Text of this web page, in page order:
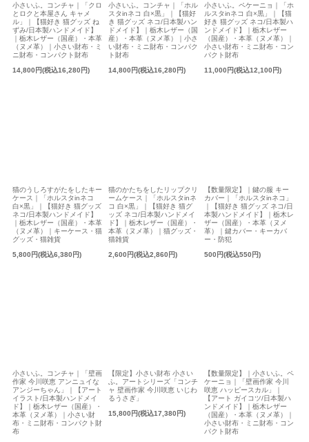
小さいふ。コンチャ｜「クロ
とロクと本屋さん キャメ
ル」｜【猫好き 猫グッズ ね
ずみ/日本製ハンドメイド】
｜栃木レザー（国産）・本革
（ヌメ革）｜小さい財布・ミ
ニ財布・コンパクト財布
14,800円(税込16,280円)
小さいふ。コンチャ｜「ホル
スタinネコ 白×黒」｜【猫好
き 猫グッズ ネコ/日本製ハン
ドメイド】｜栃木レザー（国
産）・本革（ヌメ革）｜小さ
い財布・ミニ財布・コンパク
ト財布
14,800円(税込16,280円)
小さいふ。ペケーニョ｜「ホ
ルスタinネコ 白×黒」｜【猫
好き 猫グッズ ネコ/日本製ハ
ンドメイド】｜栃木レザー
（国産）・本革（ヌメ革）｜
小さい財布・ミニ財布・コン
パクト財布
11,000円(税込12,100円)
猫のうしろすがたをしたキー
ケース｜「ホルスタinネコ
白×黒」｜【猫好き 猫グッズ
ネコ/日本製ハンドメイド】
｜栃木レザー（国産）・本革
（ヌメ革）｜キーケース・猫
グッズ・猫雑貨
5,800円(税込6,380円)
猫のかたちをしたリップクリ
ームケース｜「ホルスタinネ
コ 白×黒」｜【猫好き 猫グ
ッズ ネコ/日本製ハンドメイ
ド】｜栃木レザー（国産）・
本革（ヌメ革）｜猫グッズ・
猫雑貨
2,600円(税込2,860円)
【数量限定】｜鍵の服 キー
カバー｜「ホルスタinネコ」
｜【猫好き 猫グッズ ネコ/日
本製ハンドメイド】｜栃木レ
ザー（国産）・本革（ヌメ
革）｜鍵カバー・キーカバ
ー・防犯
500円(税込550円)
小さいふ。コンチャ｜「壁画
作家 今川咲恵 アンニュイな
アンジーちゃん」｜【アート
イラスト/日本製ハンドメイ
ド】｜栃木レザー（国産）・
本革（ヌメ革）｜小さい財
布・ミニ財布・コンパクト財
布
【限定】小さい財布 小さい
ふ。アートシリーズ「コンチ
ャ 壁画作家 今川咲恵 いじわ
るうさぎ」
15,800円(税込17,380円)
【数量限定】｜小さいふ。ペ
ケーニョ｜「壁画作家 今川
咲恵 ハッピースカル」｜
【アート ガイコツ/日本製ハ
ンドメイド】｜栃木レザー
（国産）・本革（ヌメ革）｜
小さい財布・ミニ財布・コン
パクト財布